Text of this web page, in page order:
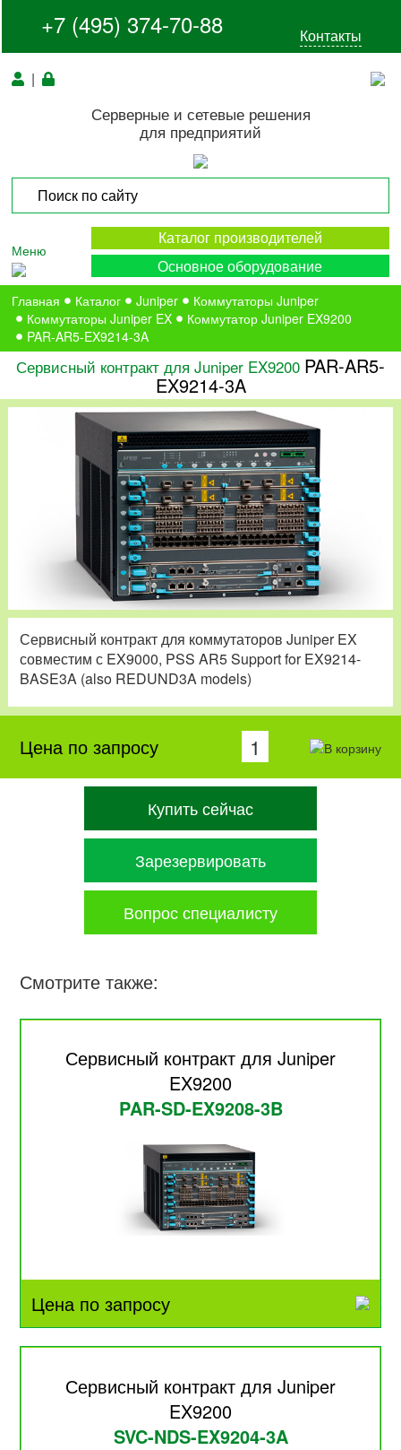
+7 (495) 374-70-88 Контакты
|
Серверные и сетевые решения
для предприятий
Меню
Каталог производителей
Основное оборудование
Главная Каталог Juniper
Коммутаторы Juniper
Коммутаторы Juniper EX
Коммутатор Juniper EX9200
PAR-AR5-EX9214-3A
Сервисный контракт для Juniper EX9200 PAR-AR5-
EX9214-3A
Сервисный контракт для коммутаторов Juniper EX
совместим с EX9000, PSS AR5 Support for EX9214-
BASE3A (also REDUND3A models)
Цена по запросу
Купить сейчас
Зарезервировать
Вопрос специалисту
Смотрите также:
Сервисный контракт для Juniper
EX9200
PAR-SD-EX9208-3B
Цена по запросу
Сервисный контракт для Juniper
EX9200
SVC-NDS-EX9204-3A